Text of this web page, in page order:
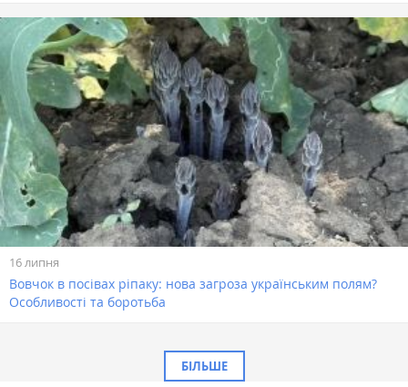
16 липня
Вовчок в посівах ріпаку: нова загроза українським полям?
Особливості та боротьба
БІЛЬШЕ